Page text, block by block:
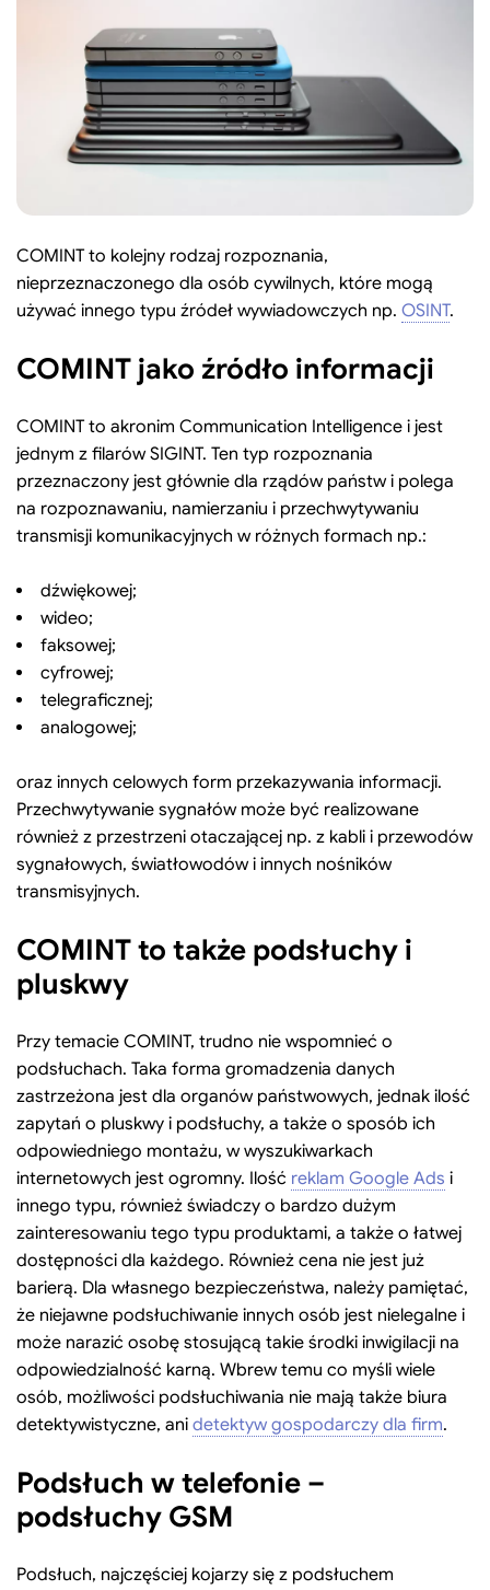
Search:
COMINT to kolejny rodzaj rozpoznania,
nieprzeznaczonego dla osób cywilnych, które mogą
używać innego typu źródeł wywiadowczych np. OSINT.
COMINT jako źródło informacji
COMINT to akronim Communication Intelligence i jest
jednym z filarów SIGINT. Ten typ rozpoznania
przeznaczony jest głównie dla rządów państw i polega
na rozpoznawaniu, namierzaniu i przechwytywaniu
transmisji komunikacyjnych w różnych formach np.:
dźwiękowej;
wideo;
faksowej;
cyfrowej;
telegraficznej;
analogowej;
oraz innych celowych form przekazywania informacji.
Przechwytywanie sygnałów może być realizowane
również z przestrzeni otaczającej np. z kabli i przewodów
sygnałowych, światłowodów i innych nośników
transmisyjnych.
COMINT to także podsłuchy i
pluskwy
Przy temacie COMINT, trudno nie wspomnieć o
podsłuchach. Taka forma gromadzenia danych
zastrzeżona jest dla organów państwowych, jednak ilość
zapytań o pluskwy i podsłuchy, a także o sposób ich
odpowiedniego montażu, w wyszukiwarkach
internetowych jest ogromny. Ilość reklam Google Ads i
innego typu, również świadczy o bardzo dużym
zainteresowaniu tego typu produktami, a także o łatwej
dostępności dla każdego. Również cena nie jest już
barierą. Dla własnego bezpieczeństwa, należy pamiętać,
że niejawne podsłuchiwanie innych osób jest nielegalne i
może narazić osobę stosującą takie środki inwigilacji na
odpowiedzialność karną. Wbrew temu co myśli wiele
osób, możliwości podsłuchiwania nie mają także biura
detektywistyczne, ani detektyw gospodarczy dla firm.
Podsłuch w telefonie –
podsłuchy GSM
Podsłuch, najczęściej kojarzy się z podsłuchem